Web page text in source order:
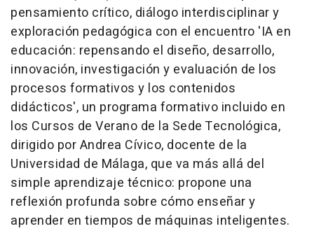
pensamiento crítico, diálogo interdisciplinar y
exploración pedagógica con el encuentro 'IA en
educación: repensando el diseño, desarrollo,
innovación, investigación y evaluación de los
procesos formativos y los contenidos
didácticos', un programa formativo incluido en
los Cursos de Verano de la Sede Tecnológica,
dirigido por Andrea Cívico, docente de la
Universidad de Málaga, que va más allá del
simple aprendizaje técnico: propone una
reflexión profunda sobre cómo enseñar y
aprender en tiempos de máquinas inteligentes.